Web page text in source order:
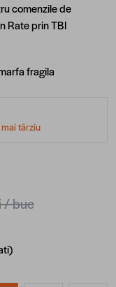
comenzile de
Rate prin TBI
fragila
târziu
/ buc
)